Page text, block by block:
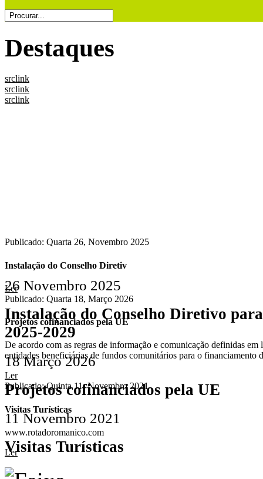
Destaques
srclink
srclink
srclink
Publicado: Quarta 26, Novembro 2025
Instalação do Conselho Diretiv
Ler
Publicado: Quarta 18, Março 2026
Projetos cofinanciados pela UE
De acordo com as regras de informação e comunicação definidas em
entidades beneficiárias de fundos comunitários para o financiamento
Ler
Publicado: Quinta 11, Novembro 2021
Visitas Turísticas
www.rotadoromanico.com
Ler
26 Novembro 2025
Instalação do Conselho Diretivo
2025-2029
18 Março 2026
Projetos cofinanciados pela UE
11 Novembro 2021
Visitas Turísticas